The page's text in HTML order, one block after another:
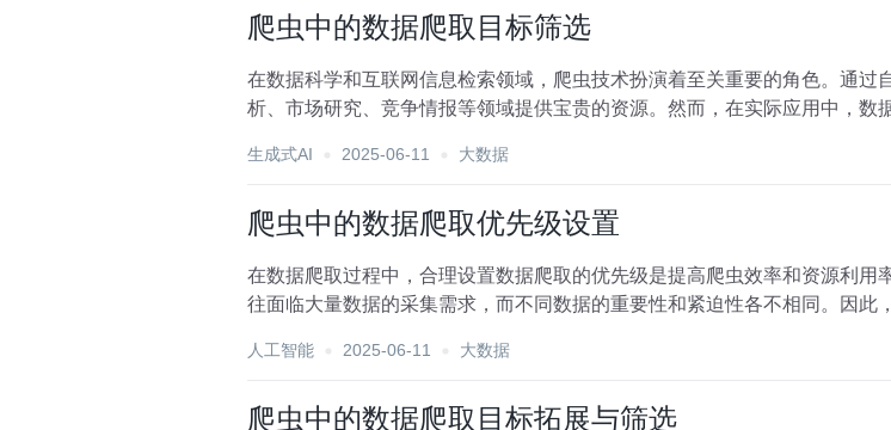
爬虫中的数据爬取目标筛选
在数据科学和互联网信息检索领域，爬虫技术扮演着至关重要的角色。通
析、市场研究、竞争情报等领域提供宝贵的资源。然而，在实际应用中，
生成式AI 2025-06-11 大数据
爬虫中的数据爬取优先级设置
在数据爬取过程中，合理设置数据爬取的优先级是提高爬虫效率和资源利
往面临大量数据的采集需求，而不同数据的重要性和紧迫性各不相同。因
人工智能 2025-06-11 大数据
爬虫中的数据爬取目标拓展与筛选